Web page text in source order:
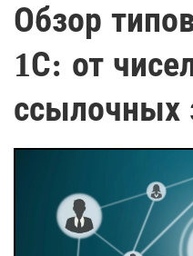
Обзор
1С: от
ссылочных